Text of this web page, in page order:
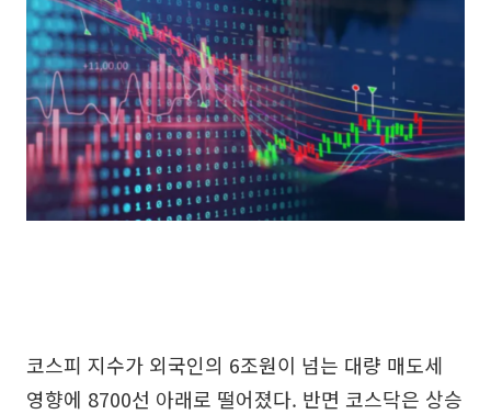
코스피 지수가 외국인의 6조원이 넘는 대량 매도세
영향에 8700선 아래로 떨어졌다. 반면 코스닥은 상승